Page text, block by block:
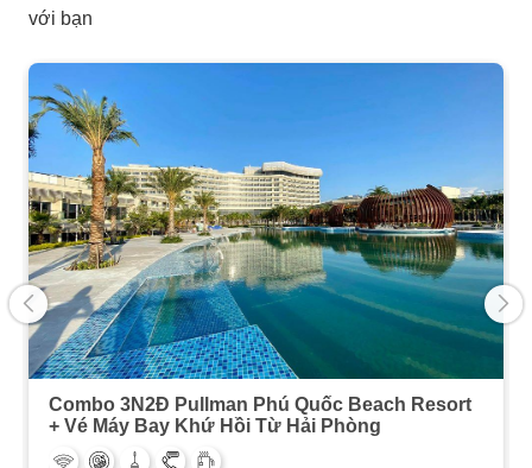
với bạn
Combo 3N2Đ Pullman Phú Quốc Beach Resort
+ Vé Máy Bay Khứ Hồi Từ Hải Phòng